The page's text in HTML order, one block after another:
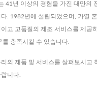
41년 이상의 경험을 가진 대만의
. 1982년에 설립되었으며, 가열
고 고품질의 제조 서비스를 제공
를 충족시킬 수 있습니다.
의 제품 및 서비스를 살펴보시고
랍니다